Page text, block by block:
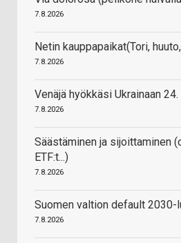
7.8.2026
Netin kauppapaikat(Tori,
7.8.2026
Venäjä hyökkäsi Ukrainaan
7.8.2026
Säästäminen ja sijoittaminen
ETF:t...)
7.8.2026
Suomen valtion default 2030-
7.8.2026